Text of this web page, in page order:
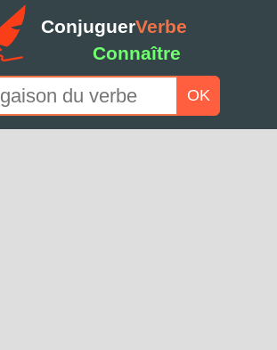
ConjuguerVerbe
Connaître
OK